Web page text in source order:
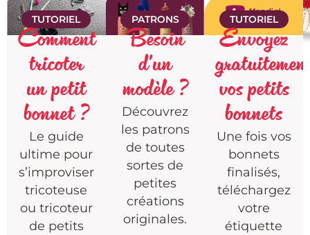
TUTORIEL
Comment
tricoter
un petit
bonnet ?
Le guide
ultime pour
s’improviser
tricoteuse
ou tricoteur
de petits
PATRONS
Besoin
d'un
modèle ?
Découvrez
les patrons
de toutes
sortes de
petites
créations
originales.
TUTORIEL
Envoyez
vos petits
bonnets
Une fois vos
bonnets
finalisés,
téléchargez
votre
étiquette